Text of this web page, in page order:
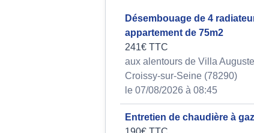
Désembouage de 4
appartement de 75m2
241€ TTC
aux alentours de Villa
Croissy-sur-Seine (78290)
le 07/08/2026 à 08:45
Entretien de chaudière à